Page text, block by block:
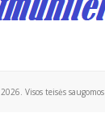
Visos teisės saugomos